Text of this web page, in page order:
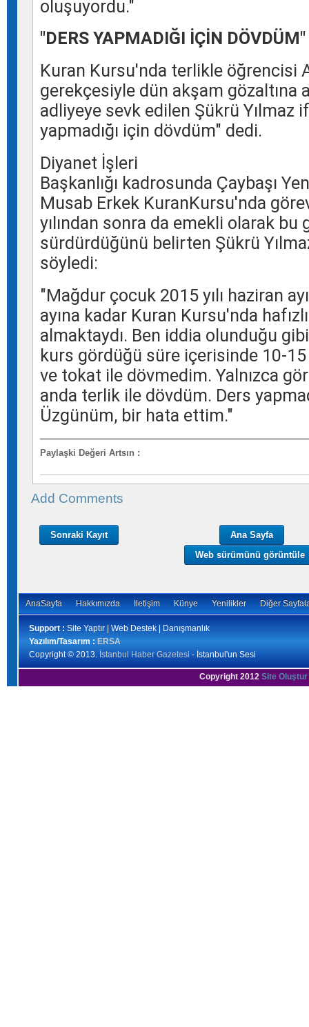
oluşuyordu."
"DERS YAPMADIĞI İÇİN DÖVDÜM"
Kuran Kursu'nda terlikle öğrencisi
gerekçesiyle dün akşam gözaltına
adliyeye sevk edilen Şükrü Yılmaz
yapmadığı için dövdüm" dedi.
Diyanet İşleri
Başkanlığı kadrosunda Çaybaşı
Musab Erkek KuranKursu'nda
yılından sonra da emekli olarak bu
sürdürdüğünü belirten Şükrü
söyledi:
"Mağdur çocuk 2015 yılı haziran
ayına kadar Kuran Kursu'nda
almaktaydı. Ben iddia olunduğu
kurs gördüğü süre içerisinde 10-
ve tokat ile dövmedim. Yalnızca
anda terlik ile dövdüm. Ders
Üzgünüm, bir hata ettim."
Paylaşki Değeri Artsın :
Add Comments
Sonraki Kayıt
Ana Sayfa
Web sürümünü görüntüle
AnaSayfa Hakkımızda İletişim Künye Yenilikler Diğer
Support : Site Yaptır | Web Destek | Danışmanlık
Yazılım/Tasarım : ERSA
Copyright © 2013. İstanbul Haber Gazetesi - İstanbul'un Sesi
Copyright 2012 Site Oluştur